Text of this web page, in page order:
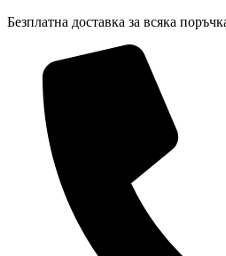
Skip
Безплатна доставка за всяка